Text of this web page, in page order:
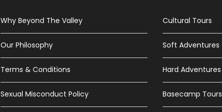
Why Beyond The Valley
Our Philosophy
Terms & Conditions
Sexual Misconduct Policy
Cultural Tours
Soft Adventures
Hard Adventures
Basecamp Tours